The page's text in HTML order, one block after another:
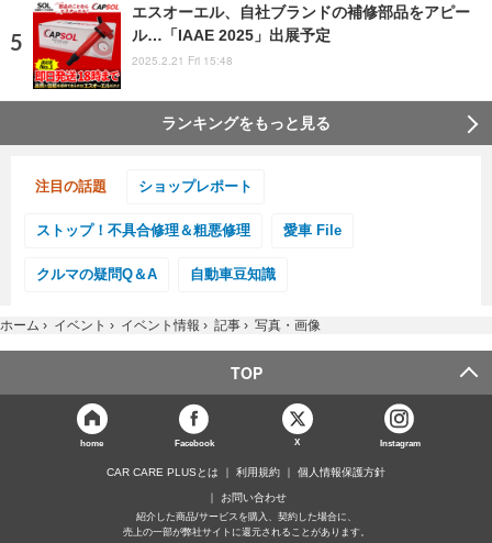
エスオーエル、自社ブランドの補修部品をアピー
ル…「IAAE 2025」出展予定
2025.2.21 Fri 15:48
ランキングをもっと見る
注目の話題 ショップレポート
ストップ！不具合修理＆粗悪修理 愛車 File
クルマの疑問Q＆A 自動車豆知識
ホーム › イベント › イベント情報 › 記事 › 写真・画像
TOP
home Facebook X Instagram
CAR CARE PLUSとは 利用規約 個人情報保護方針
お問い合わせ
紹介した商品/サービスを購入、契約した場合に、
売上の一部が弊社サイトに還元されることがあります。